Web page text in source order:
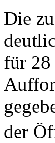
Die
für 28
der